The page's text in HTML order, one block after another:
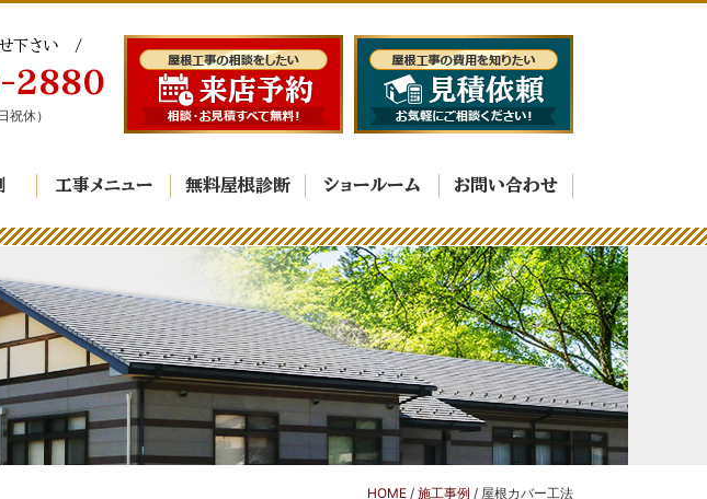
下さい
2880
祝休）
工事メニュー 無料屋根診断 ショールーム お問い合わせ
HOME / 施工事例 / 屋根カバー工法